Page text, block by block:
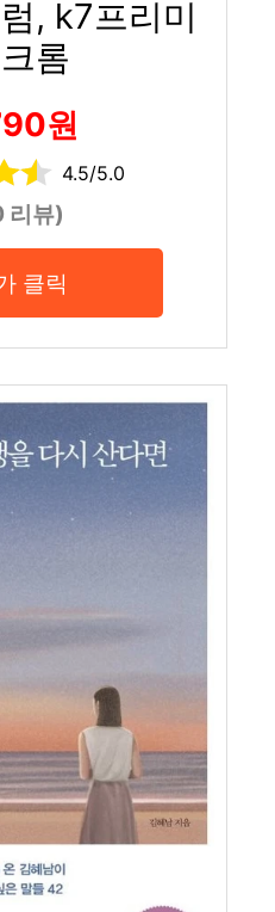
, k7프리미
롬
원
4.5/5.0
리뷰)
클릭